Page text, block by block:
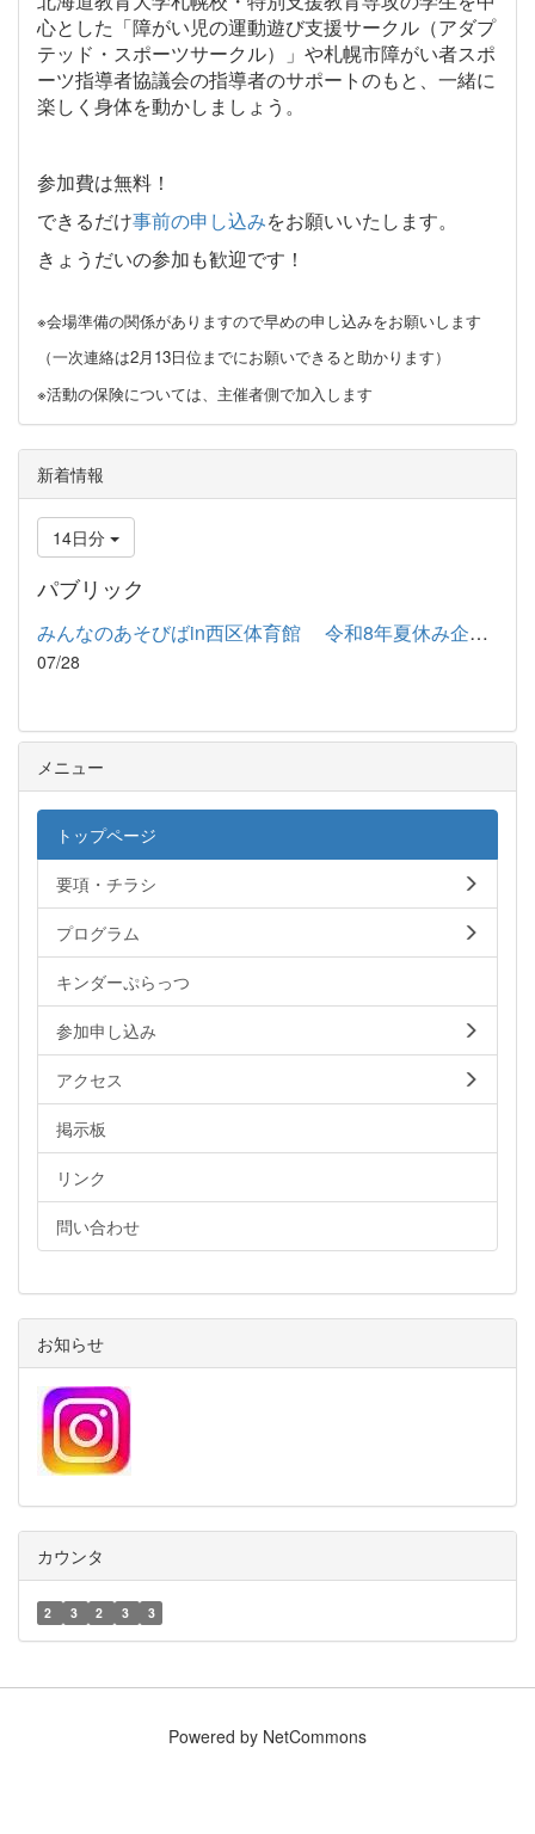
心とした「障がい児の運動遊び支援サークル（アダプ
テッド・スポーツサークル）」や札幌市障がい者スポ
ーツ指導者協議会の指導者のサポートのもと、一緒に
楽しく身体を動かしましょう。
参加費は無料！
できるだけ事前の申し込みをお願いいたします。
きょうだいの参加も歓迎です！
※会場準備の関係がありますので早めの申し込みをお願いします
（一次連絡は2月13日位までにお願いできると助かります）
※活動の保険については、主催者側で加入します
新着情報
14日分
パブリック
みんなのあそびばin西区体育館 令和8年夏休み企画 日時 令和8...
07/28
メニュー
トップページ
要項・チラシ
プログラム
キンダーぷらっつ
参加申し込み
アクセス
掲示板
リンク
問い合わせ
お知らせ
カウンタ
2 3 2 3 3
Powered by NetCommons